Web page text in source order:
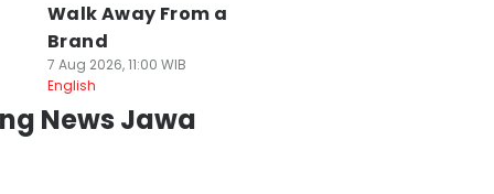
Walk Away From a
Brand
7 Aug 2026, 11:00 WIB
English
News Jawa